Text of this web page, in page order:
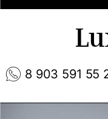
8 903 591 55